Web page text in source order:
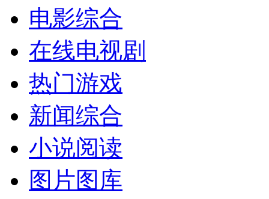
电影综合
在线电视剧
热门游戏
新闻综合
小说阅读
图片图库